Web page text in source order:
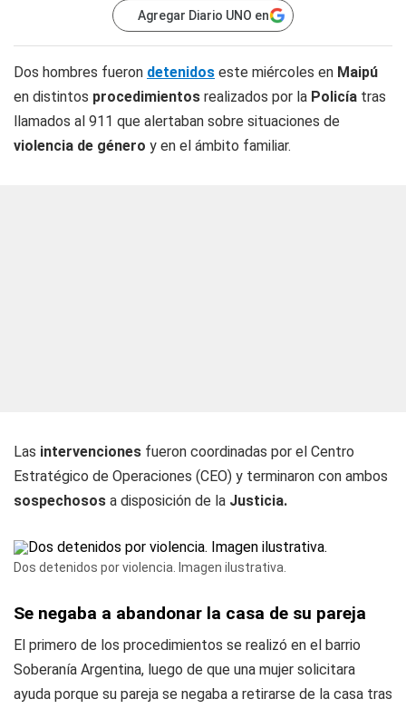
Agregar Diario UNO en
Dos hombres fueron detenidos este miércoles en Maipú
en distintos procedimientos realizados por la Policía tras
llamados al 911 que alertaban sobre situaciones de
violencia de género y en el ámbito familiar.
Las intervenciones fueron coordinadas por el Centro
Estratégico de Operaciones (CEO) y terminaron con ambos
sospechosos a disposición de la Justicia.
Dos detenidos por violencia. Imagen ilustrativa.
Se negaba a abandonar la casa de su pareja
El primero de los procedimientos se realizó en el barrio
Soberanía Argentina, luego de que una mujer solicitara
ayuda porque su pareja se negaba a retirarse de la casa tras